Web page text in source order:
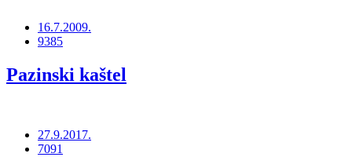
16.7.2009.
9385
Pazinski kaštel
27.9.2017.
7091